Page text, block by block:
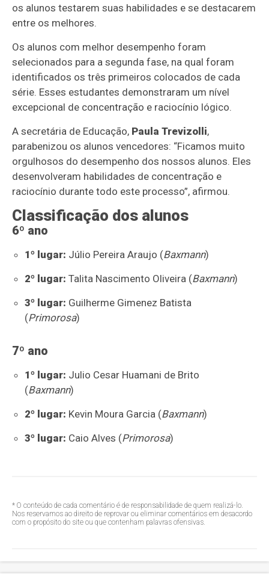
os alunos testarem suas habilidades e se destacarem
entre os melhores.
Os alunos com melhor desempenho foram
selecionados para a segunda fase, na qual foram
identificados os três primeiros colocados de cada
série. Esses estudantes demonstraram um nível
excepcional de concentração e raciocínio lógico.
A secretária de Educação, Paula Trevizolli,
parabenizou os alunos vencedores: “Ficamos muito
orgulhosos do desempenho dos nossos alunos. Eles
desenvolveram habilidades de concentração e
raciocínio durante todo este processo”, afirmou.
Classificação dos alunos
6º ano
1º lugar: Júlio Pereira Araujo (Baxmann)
2º lugar: Talita Nascimento Oliveira (Baxmann)
3º lugar: Guilherme Gimenez Batista
(Primorosa)
7º ano
1º lugar: Julio Cesar Huamani de Brito
(Baxmann)
2º lugar: Kevin Moura Garcia (Baxmann)
3º lugar: Caio Alves (Primorosa)
* O conteúdo de cada comentário é de responsabilidade de quem realizá-lo.
Nos reservamos ao direito de reprovar ou eliminar comentários em desacordo
com o propósito do site ou que contenham palavras ofensivas.